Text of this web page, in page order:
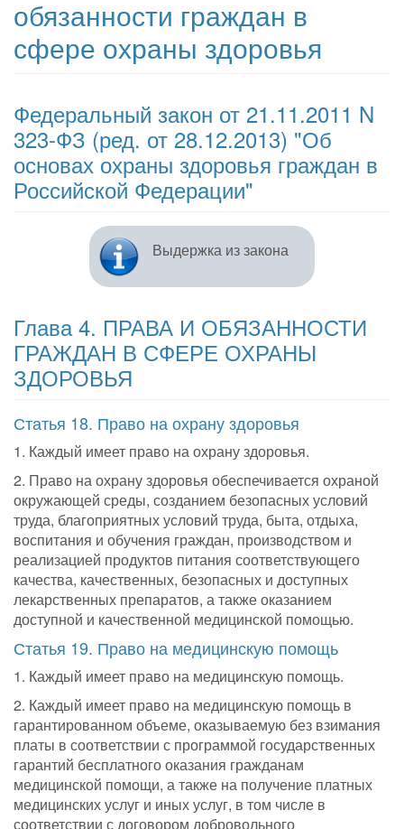
обязанности граждан в
сфере охраны здоровья
Федеральный закон от 21.11.2011 N
323-ФЗ (ред. от 28.12.2013) "Об
основах охраны здоровья граждан в
Российской Федерации"
Выдержка из закона
Глава 4. ПРАВА И ОБЯЗАННОСТИ
ГРАЖДАН В СФЕРЕ ОХРАНЫ
ЗДОРОВЬЯ
Статья 18. Право на охрану здоровья
1. Каждый имеет право на охрану здоровья.
2. Право на охрану здоровья обеспечивается охраной
окружающей среды, созданием безопасных условий
труда, благоприятных условий труда, быта, отдыха,
воспитания и обучения граждан, производством и
реализацией продуктов питания соответствующего
качества, качественных, безопасных и доступных
лекарственных препаратов, а также оказанием
доступной и качественной медицинской помощью.
Статья 19. Право на медицинскую помощь
1. Каждый имеет право на медицинскую помощь.
2. Каждый имеет право на медицинскую помощь в
гарантированном объеме, оказываемую без взимания
платы в соответствии с программой государственных
гарантий бесплатного оказания гражданам
медицинской помощи, а также на получение платных
медицинских услуг и иных услуг, в том числе в
соответствии с договором добровольного